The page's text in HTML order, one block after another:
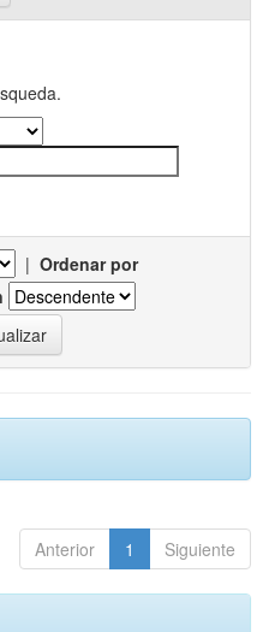
| Ordenar por
Anterior 1 Siguiente